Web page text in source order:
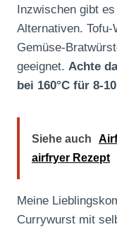
Inzwischen gibt
Alternativen.
Gemüse-
geeignet. Achte
bei 160°C für 8-
Siehe auch
airfryer Rezept
Meine
Currywurst mit